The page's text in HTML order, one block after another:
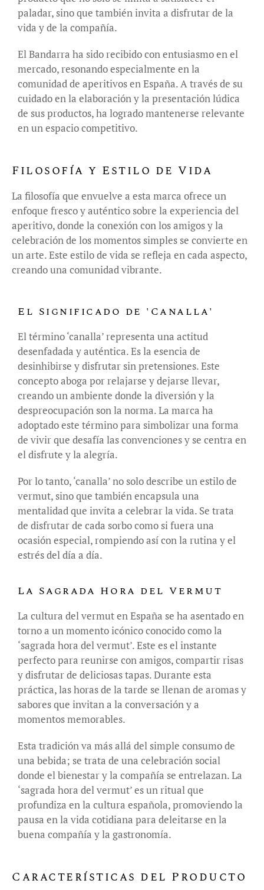
paladar, sino que también invita a disfrutar de la
vida y de la compañía.
El Bandarra ha sido recibido con entusiasmo en el
mercado, resonando especialmente en la
comunidad de aperitivos en España. A través de su
cuidado en la elaboración y la presentación lúdica
de sus productos, ha logrado mantenerse relevante
en un espacio competitivo.
Filosofía y Estilo de Vida
La filosofía que envuelve a esta marca ofrece un
enfoque fresco y auténtico sobre la experiencia del
aperitivo, donde la conexión con los amigos y la
celebración de los momentos simples se convierte en
un arte. Este estilo de vida se refleja en cada aspecto,
creando una comunidad vibrante.
El Significado de 'Canalla'
El término ‘canalla’ representa una actitud
desenfadada y auténtica. Es la esencia de
desinhibirse y disfrutar sin pretensiones. Este
concepto aboga por relajarse y dejarse llevar,
creando un ambiente donde la diversión y la
despreocupación son la norma. La marca ha
adoptado este término para simbolizar una forma
de vivir que desafía las convenciones y se centra en
el disfrute y la alegría.
Por lo tanto, ‘canalla’ no solo describe un estilo de
vermut, sino que también encapsula una
mentalidad que invita a celebrar la vida. Se trata
de disfrutar de cada sorbo como si fuera una
ocasión especial, rompiendo así con la rutina y el
estrés del día a día.
La Sagrada Hora del Vermut
La cultura del vermut en España se ha asentado en
torno a un momento icónico conocido como la
‘sagrada hora del vermut’. Este es el instante
perfecto para reunirse con amigos, compartir risas
y disfrutar de deliciosas tapas. Durante esta
práctica, las horas de la tarde se llenan de aromas y
sabores que invitan a la conversación y a
momentos memorables.
Esta tradición va más allá del simple consumo de
una bebida; se trata de una celebración social
donde el bienestar y la compañía se entrelazan. La
‘sagrada hora del vermut’ es un ritual que
profundiza en la cultura española, promoviendo la
pausa en la vida cotidiana para deleitarse en la
buena compañía y la gastronomía.
Características del Producto